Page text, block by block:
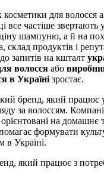
для волосся
все частіше звертають
шампуню, а й на
склад продуктів і
запитів на кшталт
волосся або
в Україні зростає.
бренд, який працює у
за волоссям.
на домашнє
формувати
в Україні.
який працює з